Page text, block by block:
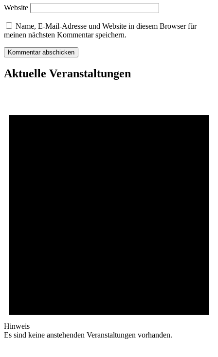
Website
Name, E-Mail-Adresse und Website in diesem Browser für
meinen nächsten Kommentar speichern.
Aktuelle Veranstaltungen
Hinweis
Es sind keine anstehenden Veranstaltungen vorhanden.